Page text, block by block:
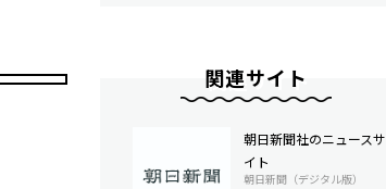
関連サイト
朝日新聞社のニュースサ
イト
朝日新聞（デジタル版）